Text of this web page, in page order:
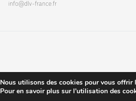
info@dlv-france.fr
Nous utilisons des cookies pour vous offrir
Pour en savoir plus sur l'utilisation des